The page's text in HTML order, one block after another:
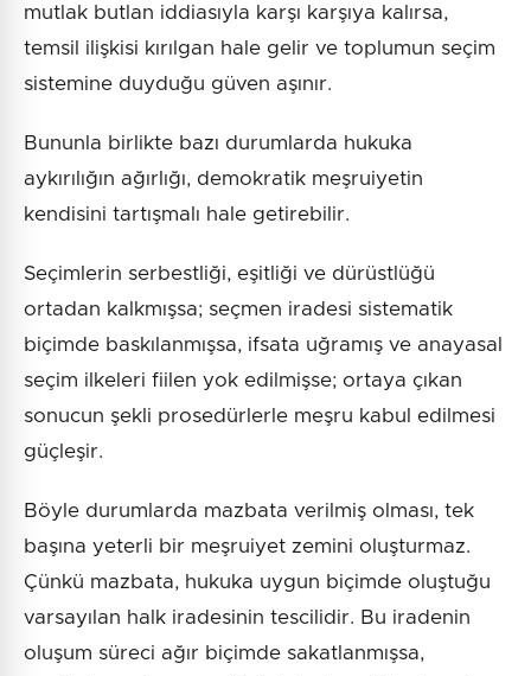
mutlak butlan iddiasıyla karşı karşıya kalırsa,
temsil ilişkisi kırılgan hale gelir ve toplumun seçim
sistemine duyduğu güven aşınır.
Bununla birlikte bazı durumlarda hukuka
aykırılığın ağırlığı, demokratik meşruiyetin
kendisini tartışmalı hale getirebilir.
Seçimlerin serbestliği, eşitliği ve dürüstlüğü
ortadan kalkmışsa; seçmen iradesi sistematik
biçimde baskılanmışsa, ifsata uğramış ve anayasal
seçim ilkeleri fiilen yok edilmişse; ortaya çıkan
sonucun şekli prosedürlerle meşru kabul edilmesi
güçleşir.
Böyle durumlarda mazbata verilmiş olması, tek
başına yeterli bir meşruiyet zemini oluşturmaz.
Çünkü mazbata, hukuka uygun biçimde oluştuğu
varsayılan halk iradesinin tescilidir. Bu iradenin
oluşum süreci ağır biçimde sakatlanmışsa,